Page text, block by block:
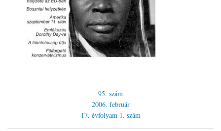
95. szám
2006. február
17. évfolyam 1. szám